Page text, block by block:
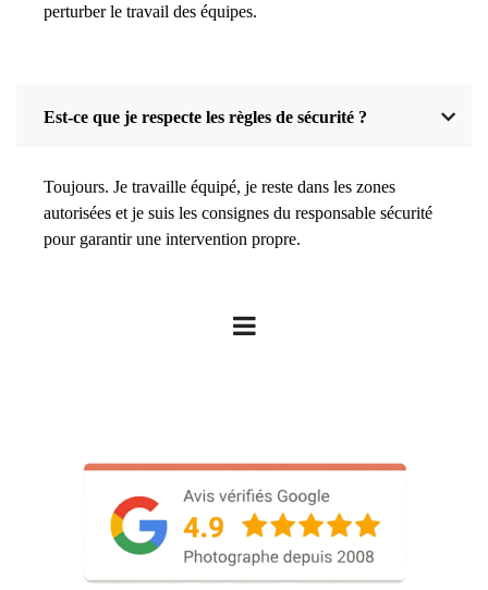
perturber le travail des équipes.
Est-ce que je respecte les règles de sécurité ?
Toujours. Je travaille équipé, je reste dans les zones
autorisées et je suis les consignes du responsable sécurité
pour garantir une intervention propre.